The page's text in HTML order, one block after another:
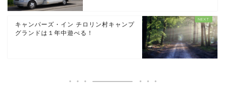
キャンパーズ・イン チロリン村キャンプ
グランドは１年中遊べる！